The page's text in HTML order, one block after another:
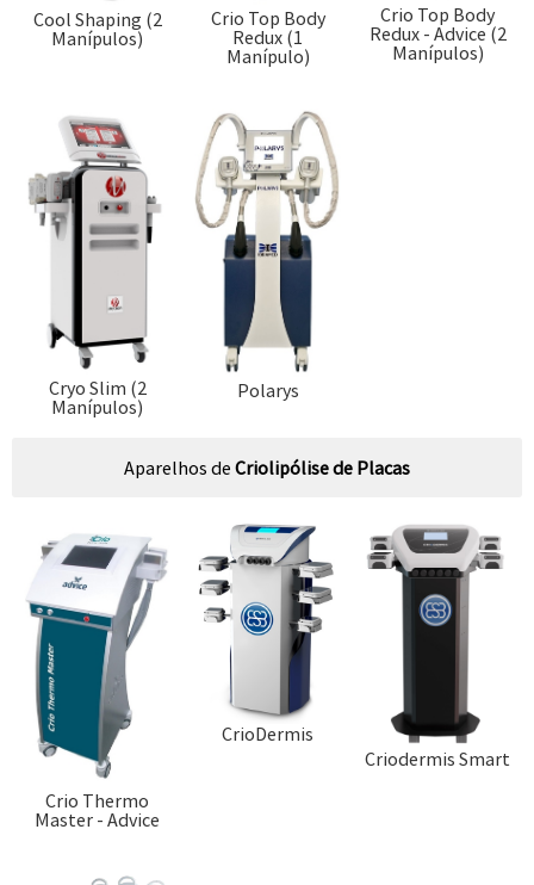
Cool Shaping (2
Manípulos)
Crio Top Body
Redux (1
Manípulo)
Crio Top Body
Redux - Advice (2
Manípulos)
Cryo Slim (2
Manípulos)
Polarys
Aparelhos de Criolipólise de Placas
Crio Thermo
Master - Advice
CrioDermis
Criodermis Smart